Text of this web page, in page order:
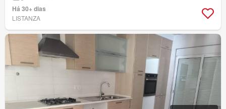
Há 30+ dias
LISTANZA